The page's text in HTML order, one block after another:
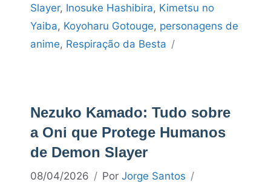
Slayer, Inosuke Hashibira, Kimetsu no
Yaiba, Koyoharu Gotouge, personagens de
anime, Respiração da Besta
Nezuko Kamado: Tudo sobre
a Oni que Protege Humanos
de Demon Slayer
08/04/2026 Por Jorge Santos